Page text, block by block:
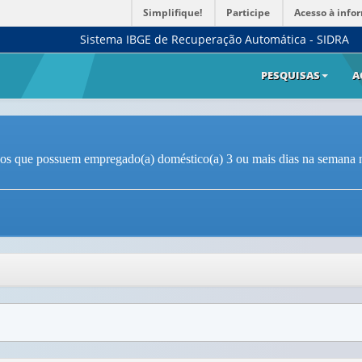
Simplifique! Participe Acesso à
Sistema IBGE de Recuperação Automática - SIDRA
PESQUISAS
que possuem empregado(a) doméstico(a) 3 ou mais dias na